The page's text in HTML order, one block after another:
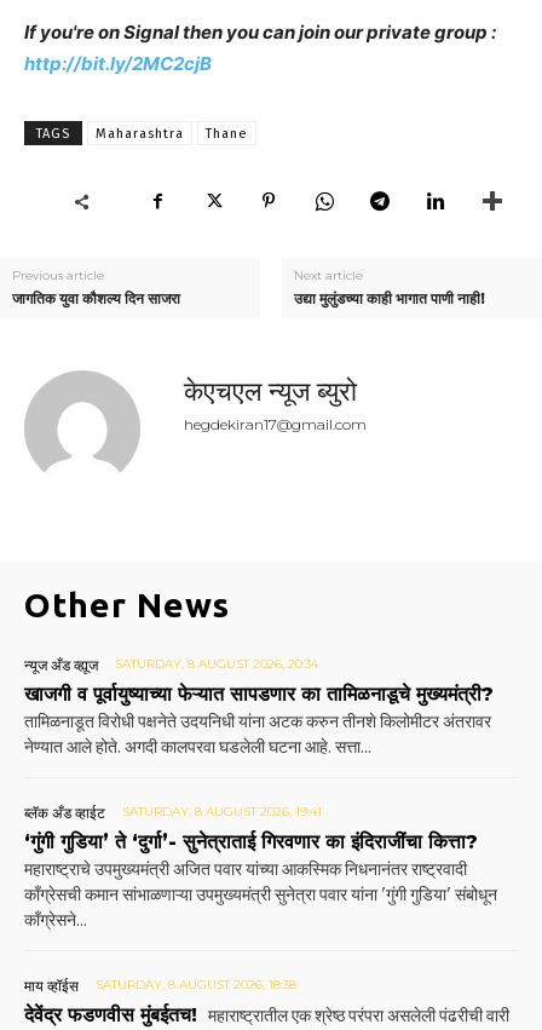
If you're on Signal then you can join our private group :
http://bit.ly/2MC2cjB
TAGS Maharashtra Thane
Previous article
जागतिक युवा कौशल्य दिन साजरा
Next article
उद्या मुलुंडच्या काही भागात पाणी नाही!
केएचएल न्यूज ब्युरो
hegdekiran17@gmail.com
Other News
न्यूज अँड व्ह्यूज SATURDAY, 8 AUGUST 2026, 20:34
खाजगी व पूर्वायुष्याच्या फेऱ्यात सापडणार का तामिळनाडूचे मुख्यमंत्री?
तामिळनाडूत विरोधी पक्षनेते उदयनिधी यांना अटक करुन तीनशे किलोमीटर अंतरावर
नेण्यात आले होते. अगदी कालपरवा घडलेली घटना आहे. सत्ता...
ब्लॅक अँड व्हाईट SATURDAY, 8 AUGUST 2026, 19:41
‘गुंगी गुडिया’ ते ‘दुर्गा’- सुनेत्राताई गिरवणार का इंदिराजींचा कित्ता?
महाराष्ट्राचे उपमुख्यमंत्री अजित पवार यांच्या आकस्मिक निधनानंतर राष्ट्रवादी
काँग्रेसची कमान सांभाळणाऱ्या उपमुख्यमंत्री सुनेत्रा पवार यांना 'गुंगी गुडिया' संबोधून
काँग्रेसने...
माय व्हॉईस SATURDAY, 8 AUGUST 2026, 18:38
देवेंद्र फडणवीस मुंबईतच! महाराष्ट्रातील एक श्रेष्ठ परंपरा असलेली पंढरीची वारी